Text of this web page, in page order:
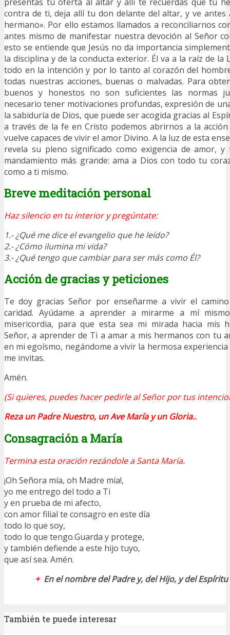
contra de ti, deja allí tu don delante del altar, y ve antes
hermano». Por ello estamos llamados a reconciliarnos
antes mismo de manifestar nuestra devoción al Señor
esto se entiende que Jesús no da importancia
la disciplina y de la conducta exterior. Él va a la raíz de la
todo en la intención y por lo tanto al corazón del
todas nuestras acciones, buenas o malvadas. Para
buenos y honestos no son suficientes las normas
necesario tener motivaciones profundas, expresión de
la sabiduría de Dios, que puede ser acogida gracias al
a través de la fe en Cristo podemos abrirnos a la
vuelve capaces de vivir el amor Divino. A la luz de esta
revela su pleno significado como exigencia de amor,
mandamiento más grande: ama a Dios con todo tu
como a ti mismo.
Breve meditación personal
Haz silencio en tu interior y pregúntate:
1.- ¿Qué me dice el evangelio que he leído?
2.- ¿Cómo ilumina mi vida?
3.- ¿Qué tengo que cambiar para ser más como Él?
Acción de gracias y peticiones
Te doy gracias Señor por enseñarme a vivir el
caridad. Ayúdame a aprender a mirarme a mí
misericordia, para que esta sea mi mirada hacia mis
Señor, a aprender de Ti a amar a mis hermanos con tu
en mi egoísmo, negándome a vivir la hermosa
me invitas.
Amén.
(Si quieres, puedes hacer pedirle al Señor por tus
Reza un Padre Nuestro, un Ave María y un Gloria...
Consagración a María
Termina esta oración rezándole a Santa María.
¡Oh Señora mía, oh Madre mía!,
yo me entrego del todo a Ti
y en prueba de mi afecto,
con amor filial te consagro en este día
todo lo que soy,
todo lo que tengo.Guarda y protege,
y también defiende a este hijo tuyo,
que así sea. Amén.
+En el nombre del Padre y, del Hijo, y del Espíritu
También te puede interesar